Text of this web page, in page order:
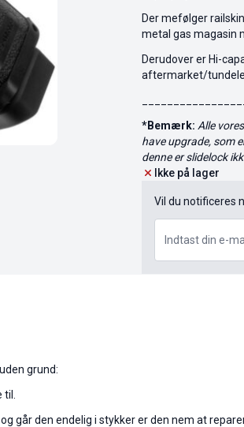
Der mefølger
metal gas magasin
Derudover er Hi-
aftermarket/tundele
*Bemærk: Alle
have upgrade, som
denne er slidelock
Ikke på lager
Vil du notificeres
grund:
går den endelig i stykker er den nem at